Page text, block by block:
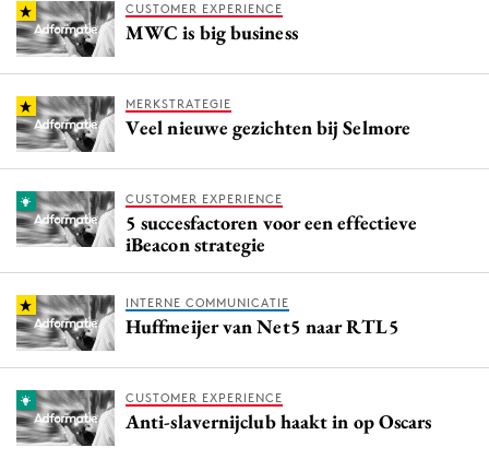
CUSTOMER EXPERIENCE
MWC is big business
MERKSTRATEGIE
Veel nieuwe gezichten bij Selmore
CUSTOMER EXPERIENCE
5 succesfactoren voor een effectieve
iBeacon strategie
INTERNE COMMUNICATIE
Huffmeijer van Net5 naar RTL5
CUSTOMER EXPERIENCE
Anti-slavernijclub haakt in op Oscars